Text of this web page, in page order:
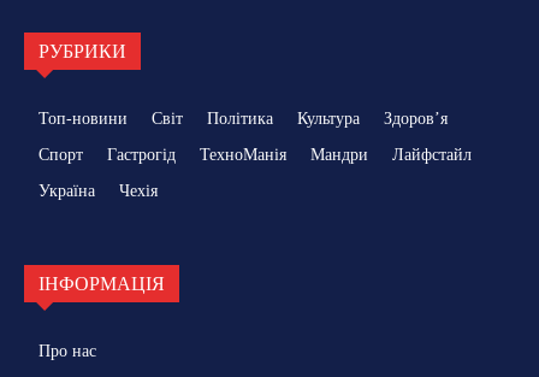
РУБРИКИ
Топ-новини Світ Політика Культура
Здоровʼя
Спорт
Гастрогід ТехноМанія Мандри
Лайфстайл
Україна
Чехія
ІНФОРМАЦІЯ
Про нас